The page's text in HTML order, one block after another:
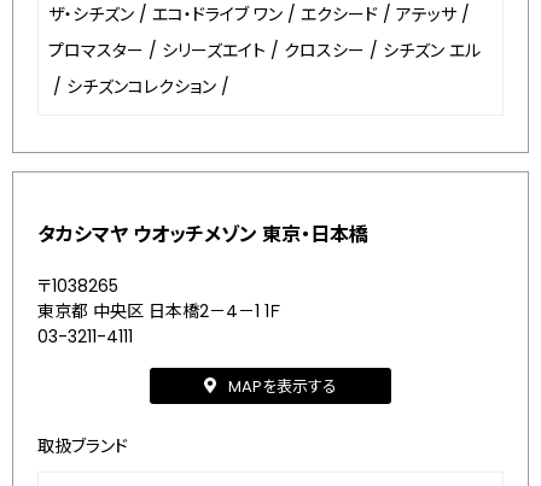
ザ・シチズン / エコ・ドライブ ワン / エクシード / アテッサ /
プロマスター / シリーズエイト / クロスシー / シチズン エル
/ シチズンコレクション /
タカシマヤ ウオッチメゾン 東京・日本橋
〒1038265
東京都 中央区 日本橋2－4－1 1Ｆ
03-3211-4111
MAPを表示する
取扱ブランド